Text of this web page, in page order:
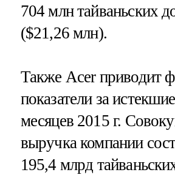
704 млн тайваньских
($21,26 млн).
Также Acer приводит
показатели за
месяцев 2015 г.
выручка компании
195,4 млрд